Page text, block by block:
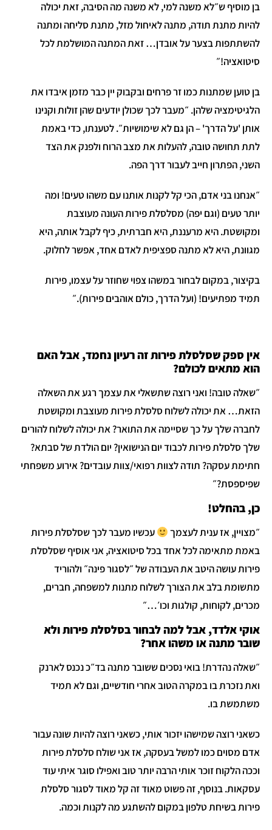
בן מוסיף ש״לא משנה למי, לא משנה מה הסיבה, זאת יכולה
להיות מתנת תודה, מתנה לאיחול מזל, מתנת סליחה ומתנה
להשתתפות בצער על אובדן… זאת המתנה המושלמת לכל
סיטואציה!״
בן טוען שמתנות כמו זר פרחים ובקבוק יין כבר מזמן איבדו את
הלגיטימציה שלהן. ״מעבר לכך שכולן יודעים שהן זולות וקנינו
אותן 'על הדרך' – הן גם לא שימושיות״. לטענתו, כדי באמת
לתת תחושה טובה, להעלות את מצב הרוח ולפנק את הצד
השני, הפתרון חייב לעבור דרך הפה.
״אנחנו בני אדם, הכי קל לקנות אותנו עם משהו טעים! ומה
יותר טעים (וגם יפה) מסלסלת פירות העונה מעוצבת
ומקושטת. היא מרעננת, היא חברתית, כיף לקבל אותה, היא
מגוונת, היא לא מתנה ספציפית לאדם אחד, אפשר לחלוק.
בקיצור, במקום לבחור במשהו צפוי שחוזר על עצמו, פירות
תמיד מפתיעים! (ועל הדרך, כולם אוהבים פירות).״
אין ספק שסלסלת פירות זה רעיון נחמד, אבל האם
הוא מתאים לכולם?
״שאלה טובה! ואני רוצה שתשאלי את עצמך רגע את השאלה
הזאת… את יכולה לשלוח סלסלת פירות מעוצבת ומקושטת
לחברה שלך על כך שסיימה את התואר? את יכולה לשלוח להורים
שלך סלסלת פירות לכבוד יום הנישואין? יום הולדת של סבתא?
חתימת עסקה? תודה לצוות רפואי/צוות עובדים? אירוע משפחתי
שפיספסת?״
כן, בהחלט!
״מצויין, אז ענית לעצמך
עכשיו מעבר לכך שסלסלת פירות
באמת מתאימה לכל אחד בכל סיטואציה, אני אוסיף שסלסלת
פירות עושה היטב את העבודה של ״לסגור פינה״ ולהוריד
מתשומת בלב את הצורך לשלוח מתנות למשפחה, חברים,
מכרים, לקוחות, קולגות וכו׳…״
אוקי אלדד, אבל למה לבחור בסלסלת פירות ולא
שובר מתנה או משהו אחר?
״שאלה נהדרת! בואי נסכים ששובר מתנה בד״כ נכנס לארנק
ואת נזכרת בו במקרה הטוב אחרי חודשיים, וגם לא תמיד
משתמשת בו.
כשאני רוצה שמישהו יזכור אותי, כשאני רוצה להיות שונה עבור
אדם מסוים כמו למשל בעסקה, אז אני שולח סלסלת פירות
וככה הלקוח זוכר אותי הרבה יותר טוב ואפילו סוגר איתי עוד
עסקאות. בנוסף, זה פשוט מאוד זה קל מאוד לסגור סלסלת
פירות בשיחת טלפון במקום להשתגע מה לקנות וכמה.